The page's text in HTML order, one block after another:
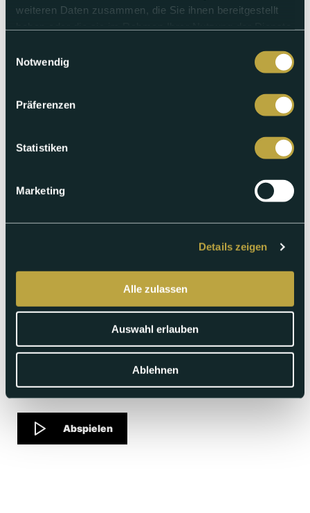
weiteren Daten zusammen, die Sie ihnen bereitgestellt
Notwendig
Präferenzen
Statistiken
Marketing
Details zeigen
Alle zulassen
Auswahl erlauben
Ablehnen
Wie intelligent ist der Kea wirklich und warum heisst der
Papagei eigentlich so? Das und vielen mehr in dieser Folge
Zoo Kidz.
Abspielen
Samstag 04.01.2025
Der Haifisch
Sind Haie wirklich so gefährlich wie man sagt, und wie alt
Abspielen